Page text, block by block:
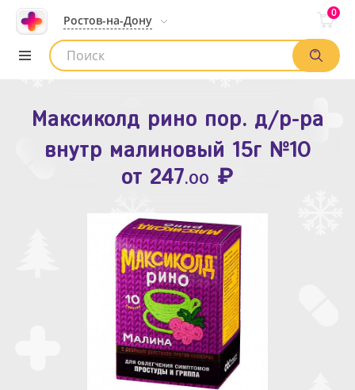
Ростов-на-Дону
0
Список аптек
Максиколд рино пор. д/р-ра
внутр малиновый 15г №10
от 247.00 ₽
Зодак таб. п.п.о. 10мг №10
от109.80 ₽